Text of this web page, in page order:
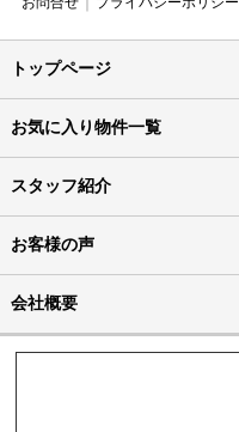
トップページ
お気に入り物件一覧
スタッフ紹介
お客様の声
会社概要